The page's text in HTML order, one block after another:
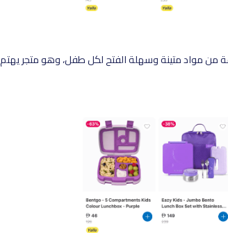
من مواد متينة وسهلة الفتح لكل طفل، وهو متجر يهتم